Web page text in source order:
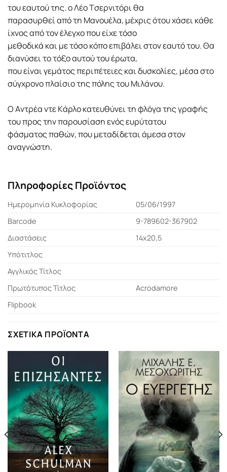
του εαυτού της. ο Λέο Tσερνιτόρι θα
παρασυρθεί από τη Mανουέλα, μέχρις ότου χάσει κάθε
ίχνος από τον έλεγχο που είχε τόσο
μεθοδικά και με τόσο κόπο επιβάλει στον εαυτό του. Θα
διανύσει το τόξο αυτού του έρωτα,
που είναι γεμάτος περιπέτειες και δυσκολίες, μέσα στο
σύγχρονο πλαίσιο της πόλης του Mιλάνου.
O Aντρέα ντε Kάρλο κατευθύνει τη φλόγα της γραφής
του προς την παρουσίαση ενός ευρύτατου
φάσματος παθών, που μεταδίδεται άμεσα στον
αναγνώστη.
Πληροφορίες Προϊόντος
Ημερομηνία Κυκλοφορίας
05/06/1997
Barcode
9-789602-367902
Διαστάσεις
14x20,5
Υπότιτλος
Αγγλικός Τίτλος
Πρωτότυπος Τίτλος
Acrodamore
Flipbook
ΣΧΕΤΙΚΆ ΠΡΟΪΌΝΤΑ